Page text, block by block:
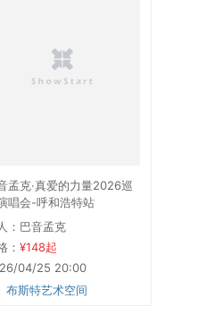
孟克·真爱的力量2026巡
唱会-呼和浩特站
：巴音孟克
： ¥148起
04/25 20:00
布斯特艺术空间